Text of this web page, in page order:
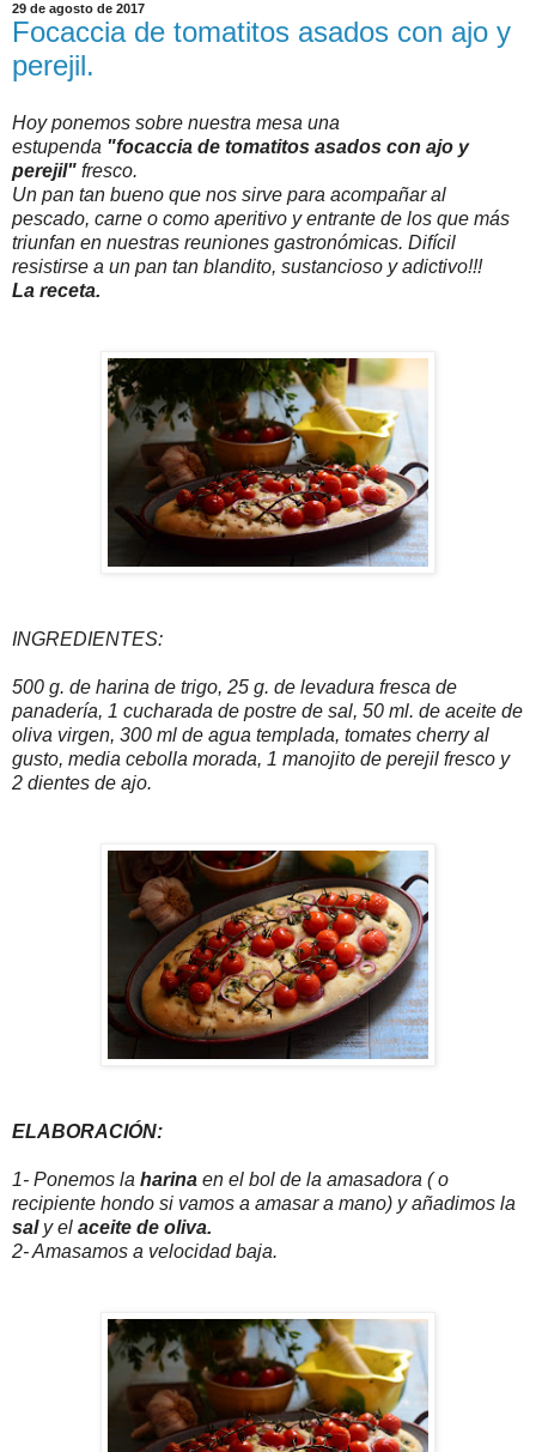
29 de agosto de 2017
Focaccia de tomatitos asados con ajo y
perejil.
Hoy ponemos sobre nuestra mesa una
estupenda "focaccia de tomatitos asados con ajo y
perejil" fresco.
Un pan tan bueno que nos sirve para acompañar al
pescado, carne o como aperitivo y entrante de los que más
triunfan en nuestras reuniones gastronómicas. Difícil
resistirse a un pan tan blandito, sustancioso y adictivo!!!
La receta.
INGREDIENTES:
500 g. de harina de trigo, 25 g. de levadura fresca de
panadería, 1 cucharada de postre de sal, 50 ml. de aceite de
oliva virgen, 300 ml de agua templada, tomates cherry al
gusto, media cebolla morada, 1 manojito de perejil fresco y
2 dientes de ajo.
ELABORACIÓN:
1- Ponemos la harina en el bol de la amasadora ( o
recipiente hondo si vamos a amasar a mano) y añadimos la
sal y el aceite de oliva.
2- Amasamos a velocidad baja.